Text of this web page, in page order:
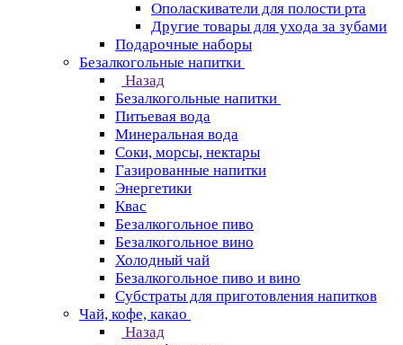
Ополаскиватели для полости рта
Другие товары для ухода за зубами
Подарочные наборы
Безалкогольные напитки
Назад
Безалкогольные напитки
Питьевая вода
Минеральная вода
Соки, морсы, нектары
Газированные напитки
Энергетики
Квас
Безалкогольное пиво
Безалкогольное вино
Холодный чай
Безалкогольное пиво и вино
Субстраты для приготовления напитков
Чай, кофе, какао
Назад